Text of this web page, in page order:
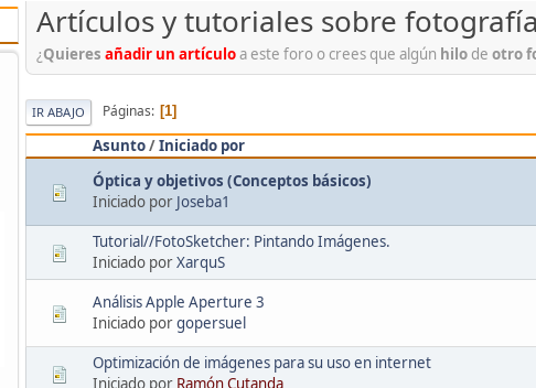
Artículos y tutoriales sobre
¿Quieres añadir un artículoa este foro o crees que algún hilo de otro
IR ABAJO Páginas 1
Asunto/Iniciado por
Óptica y objetivos (Conceptos básicos)
Iniciado por Joseba1
Tutorial//FotoSketcher: Pintando Imágenes.
Iniciado porXarquS
Análisis Apple Aperture 3
Iniciado porgopersuel
Optimización de imágenes para su uso en internet
Iniciado por Ramón Cutanda